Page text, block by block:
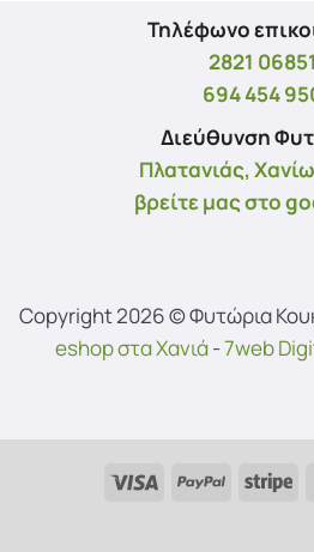
Τηλέφωνο
2821
694 454
Διεύθυνση
Πλατανιάς,
βρείτε μας στο
Copyright 2026 © Φυτώρια
eshop στα Χανιά-7web
Visa PayPal